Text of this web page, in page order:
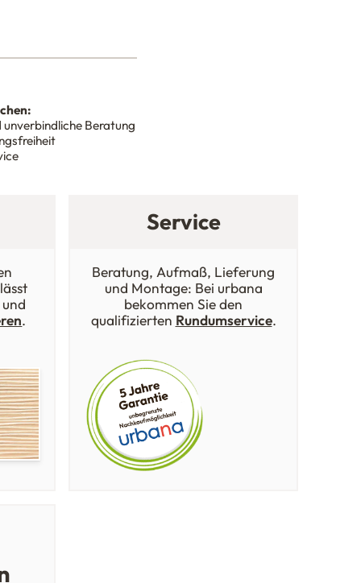
Beratung
.
Service
Beratung, Aufmaß, Lieferung
und Montage: Bei urbana
bekommen Sie den
qualifizierten Rundumservice.